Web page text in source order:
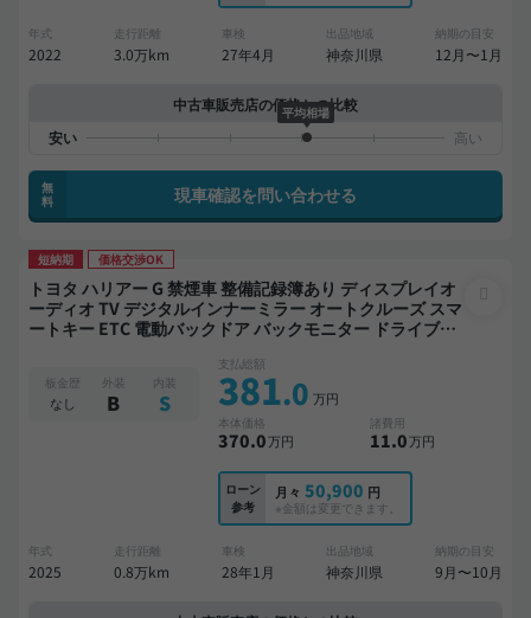
年式
2022
走行距離
3.0万km
車検
27年4月
出品地域
神奈川県
納期の目安
12月〜1月
中古車販売店の価格との比較
平均相場
無
料
現車確認を問い合わせる
短納期 価格交渉OK
トヨタ ハリアー G 禁煙車 整備記録簿あり ディスプレイオ
ーディオ TV デジタルインナーミラー オートクルーズ スマ
ートキー ETC 電動バックドア バックモニター ドライブレ
板金歴
なし
外装
B
内装
S
支払総額
381.0 万円
本体価格
370.0万円
諸費用
11.0万円
ローン
参考
月々 50,900 円
※金額は変更できます。
年式
2025
走行距離
0.8万km
車検
28年1月
出品地域
神奈川県
納期の目安
9月〜10月